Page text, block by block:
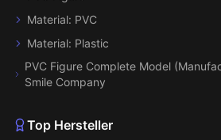
Material: PVC
Material: Plastic
PVC Figure Complete Model
Smile Company
Top Hersteller